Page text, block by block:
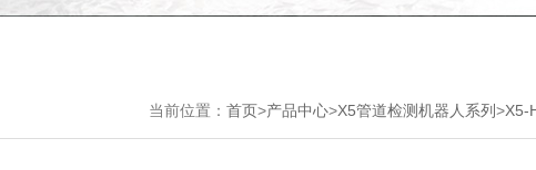
当前位置： 首页>产品中心>X5管道检测机器人系列>X5-